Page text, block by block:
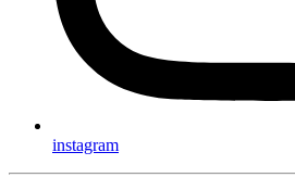
instagram